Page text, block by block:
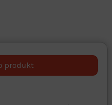
Maks. 250 znaków